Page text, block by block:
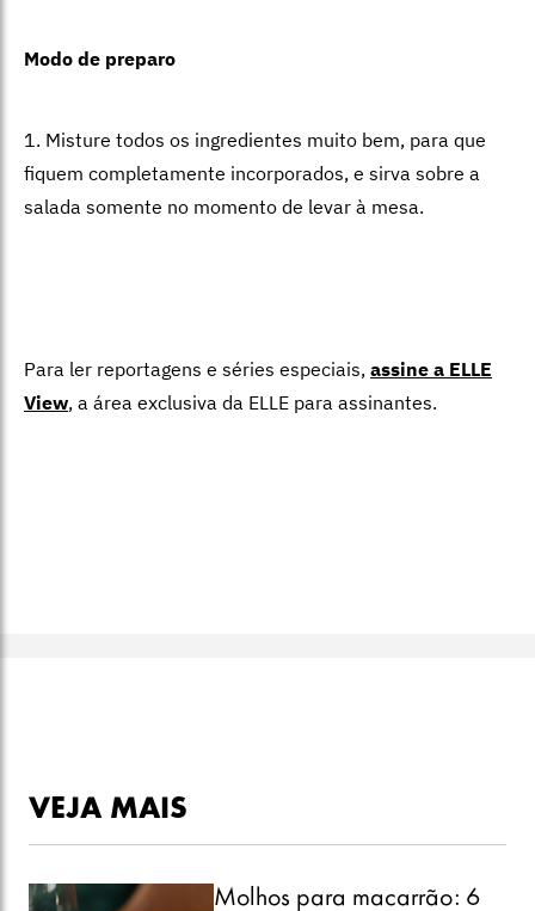
Modo de preparo
1. Misture todos os ingredientes muito bem, para que
fiquem completamente incorporados, e sirva sobre a
salada somente no momento de levar à mesa.
Para ler reportagens e séries especiais, assine a ELLE
View, a área exclusiva da ELLE para assinantes.
VEJA MAIS
Molhos para macarrão: 6